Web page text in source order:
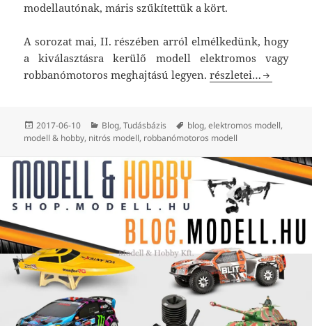
modellautónak, máris szűkítettük a kört.
A sorozat mai, II. részében arról elmélkedünk, hogy
a kiválasztásra kerülő modell elektromos vagy
robbanómotoros meghajtású legyen.Hogyan válasszunk
részletei…
Közzétéve
2017-06-10 Kategória
Blog,Tudásbázis Címke
blog,elektromos modell,
modell & hobby, nitrós modell, robbanómotoros modell